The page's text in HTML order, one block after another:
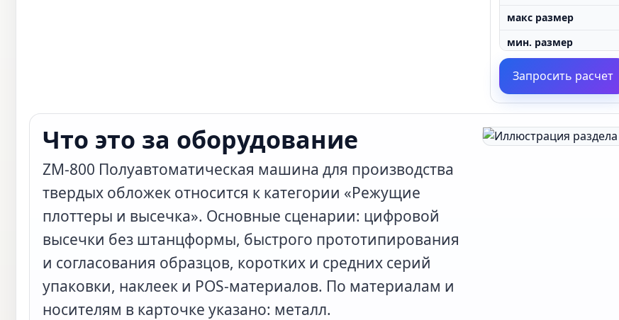
макс размер
мин. размер
картон толщина
Скорость
Вес
Запросить расчет
Что это за оборудование
ZM-800 Полуавтоматическая машина для производства
твердых обложек относится к категории «Режущие
плоттеры и высечка». Основные сценарии: цифровой
высечки без штанцформы, быстрого прототипирования
и согласования образцов, коротких и средних серий
упаковки, наклеек и POS-материалов. По материалам и
носителям в карточке указано: металл.